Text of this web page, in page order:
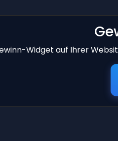
Widget auf Ihrer